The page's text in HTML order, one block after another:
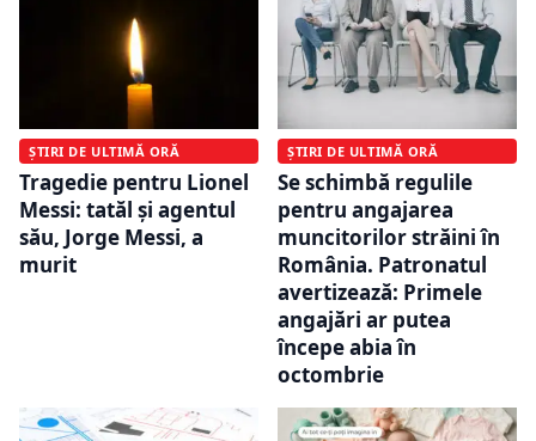
ȘTIRI DE ULTIMĂ ORĂ
Tragedie pentru Lionel
Messi: tatăl și agentul
său, Jorge Messi, a
murit
ȘTIRI DE ULTIMĂ ORĂ
Se schimbă regulile
pentru angajarea
muncitorilor străini în
România. Patronatul
avertizează: Primele
angajări ar putea
începe abia în
octombrie